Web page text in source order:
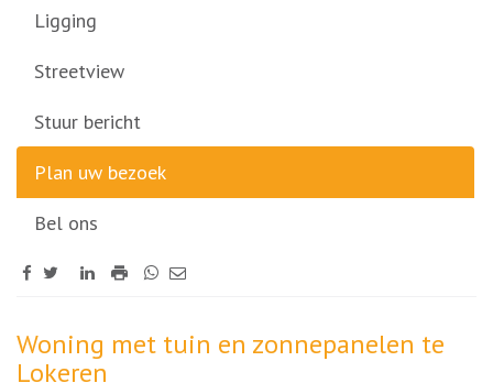
Ligging
Streetview
Stuur bericht
Plan uw bezoek
Bel ons
Omschrijving
Woning met tuin en zonnepanelen te
Lokeren